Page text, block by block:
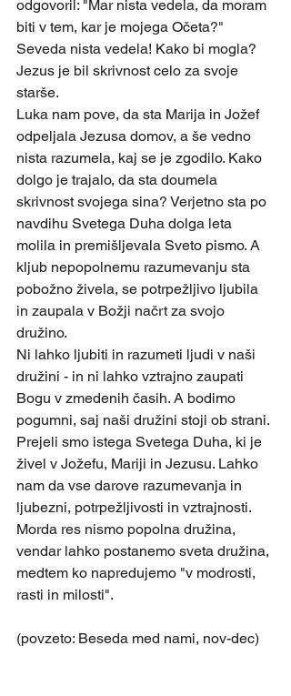
odgovoril: "Mar nista vedela, da moram
biti v tem, kar je mojega Očeta?"
Seveda nista vedela! Kako bi mogla?
Jezus je bil skrivnost celo za svoje
starše.
Luka nam pove, da sta Marija in Jožef
odpeljala Jezusa domov, a še vedno
nista razumela, kaj se je zgodilo. Kako
dolgo je trajalo, da sta doumela
skrivnost svojega sina? Verjetno sta po
navdihu Svetega Duha dolga leta
molila in premišljevala Sveto pismo. A
kljub nepopolnemu razumevanju sta
pobožno živela, se potrpežljivo ljubila
in zaupala v Božji načrt za svojo
družino.
Ni lahko ljubiti in razumeti ljudi v naši
družini - in ni lahko vztrajno zaupati
Bogu v zmedenih časih. A bodimo
pogumni, saj naši družini stoji ob strani.
Prejeli smo istega Svetega Duha, ki je
živel v Jožefu, Mariji in Jezusu. Lahko
nam da vse darove razumevanja in
ljubezni, potrpežljivosti in vztrajnosti.
Morda res nismo popolna družina,
vendar lahko postanemo sveta družina,
medtem ko napredujemo "v modrosti,
rasti in milosti".
(povzeto: Beseda med nami, nov-dec)